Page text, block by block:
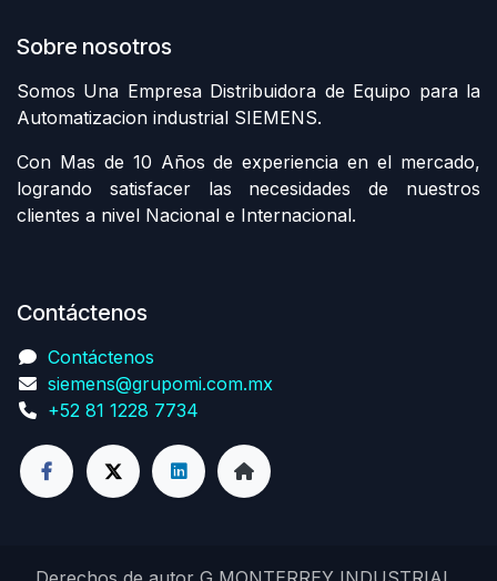
Sobre nosotros
Somos Una Empresa Distribuidora de Equipo para la
Automatizacion industrial SIEMENS.
Con Mas de 10 Años de experiencia en el mercado,
logrando satisfacer las necesidades de nuestros
clientes a nivel Nacional e Internacional.
Contáctenos
Contáctenos
siemens@grupomi.com.mx
+52 81 1228 7734